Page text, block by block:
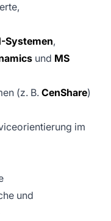
Systemen,
und MS
(z. B. CenShare)
im
und